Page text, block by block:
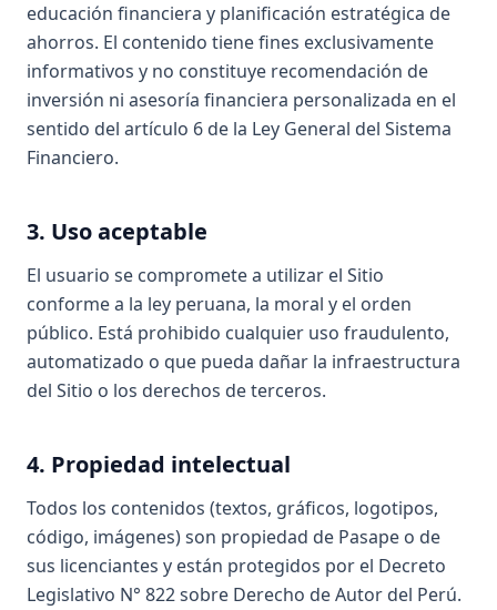
educación financiera y planificación estratégica de
ahorros. El contenido tiene fines exclusivamente
informativos y no constituye recomendación de
inversión ni asesoría financiera personalizada en el
sentido del artículo 6 de la Ley General del Sistema
Financiero.
3. Uso aceptable
El usuario se compromete a utilizar el Sitio
conforme a la ley peruana, la moral y el orden
público. Está prohibido cualquier uso fraudulento,
automatizado o que pueda dañar la infraestructura
del Sitio o los derechos de terceros.
4. Propiedad intelectual
Todos los contenidos (textos, gráficos, logotipos,
código, imágenes) son propiedad de Pasape o de
sus licenciantes y están protegidos por el Decreto
Legislativo N° 822 sobre Derecho de Autor del Perú.